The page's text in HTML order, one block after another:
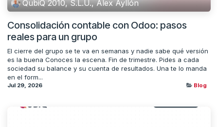
QubiQ 2010, S.L.U., Alex Ayllón
Consolidación contable con Odoo: pasos
reales para un grupo
El cierre del grupo se te va en semanas y nadie sabe qué versión
es la buena Conoces la escena. Fin de trimestre. Pides a cada
sociedad su balance y su cuenta de resultados. Una te lo manda
en el form...
Jul 29, 2026 Blog